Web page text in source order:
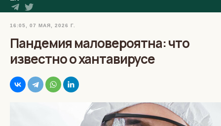
16:05, 07 МАЯ, 2026 Г.
Пандемия маловероятна: что
известно о хантавирусе